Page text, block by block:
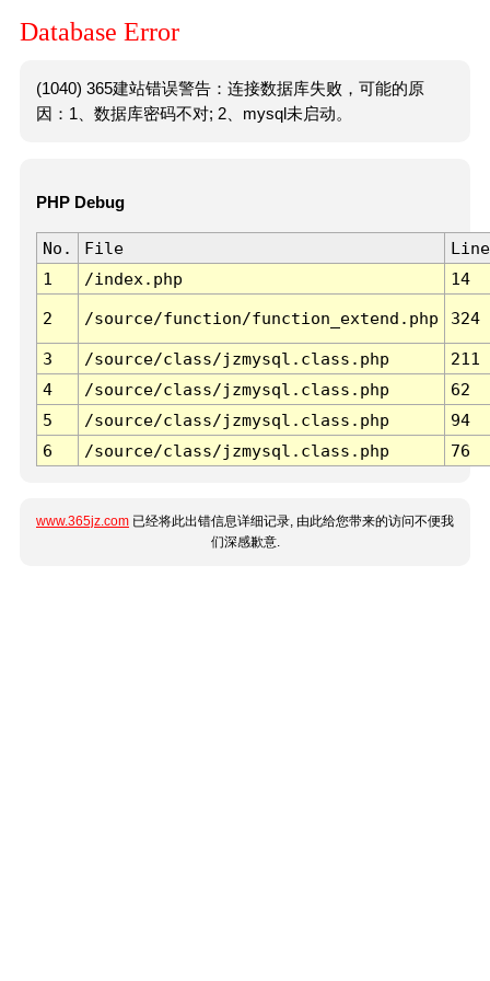
Database Error
(1040) 365建站错误警告：连接数据库失败，可能的原
因：1、数据库密码不对; 2、mysql未启动。
PHP Debug
No. File
Line
1
/index.php 14
2 /source/function/function_extend.php 324
3 /source/class/jzmysql.class.php
211
4
/source/class/jzmysql.class.php
62
5
/source/class/jzmysql.class.php
94
6
/source/class/jzmysql.class.php 76
www.365jz.com 已经将此出错信息详细记录, 由此给您带来的访问不便我
们深感歉意.